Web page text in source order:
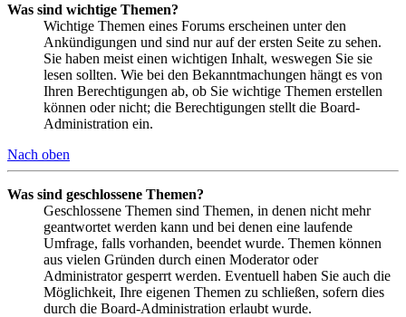
Was sind wichtige Themen?
Wichtige Themen eines Forums erscheinen unter den
Ankündigungen und sind nur auf der ersten Seite zu sehen.
Sie haben meist einen wichtigen Inhalt, weswegen Sie sie
lesen sollten. Wie bei den Bekanntmachungen hängt es von
Ihren Berechtigungen ab, ob Sie wichtige Themen erstellen
können oder nicht; die Berechtigungen stellt die Board-
Administration ein.
Nach oben
Was sind geschlossene Themen?
Geschlossene Themen sind Themen, in denen nicht mehr
geantwortet werden kann und bei denen eine laufende
Umfrage, falls vorhanden, beendet wurde. Themen können
aus vielen Gründen durch einen Moderator oder
Administrator gesperrt werden. Eventuell haben Sie auch die
Möglichkeit, Ihre eigenen Themen zu schließen, sofern dies
durch die Board-Administration erlaubt wurde.